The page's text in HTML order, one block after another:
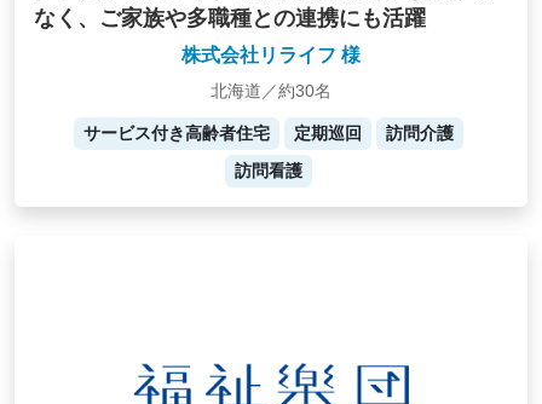
なく、ご家族や多職種との連携にも活躍
株式会社リライフ 様
北海道／約30名
サービス付き高齢者住宅 定期巡回
訪問介護
訪問看護